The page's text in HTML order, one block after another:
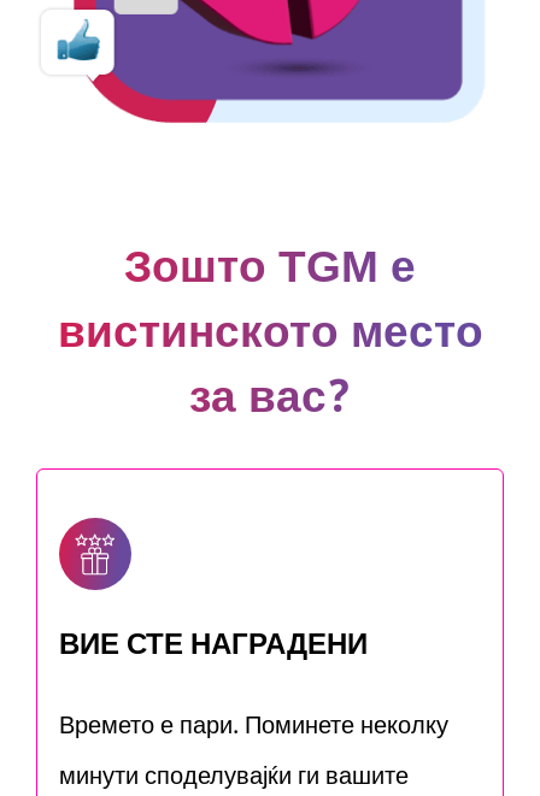
Зошто TGM е
вистинското место
за вас?
ВИЕ СТЕ НАГРАДЕНИ
Времето е пари. Поминете неколку
минути споделувајќи ги вашите